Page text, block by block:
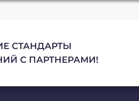
СТАНДАРТЫ
С ПАРТНЕРАМИ!